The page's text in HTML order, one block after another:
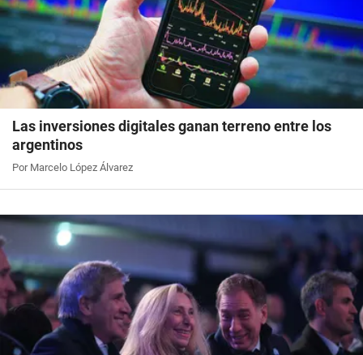
Las inversiones digitales ganan terreno entre los
argentinos
Por Marcelo López Álvarez